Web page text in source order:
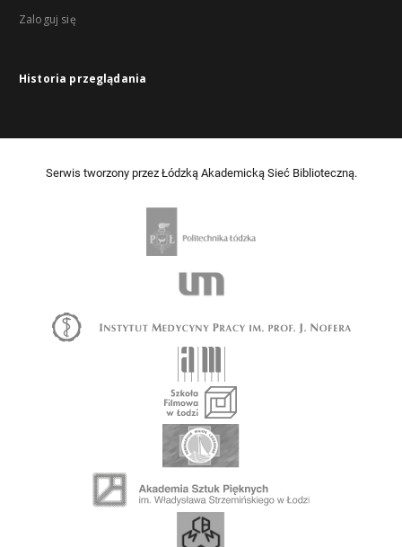
Zaloguj się
Historia przeglądania
Serwis tworzony przez Łódzką Akademicką Sieć Biblioteczną.